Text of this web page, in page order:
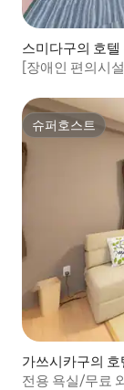
스미다구의 호텔
[장애인 편의시
슈퍼호스트
슈퍼호스트
가쓰시카구의 호
전용 욕실/무료